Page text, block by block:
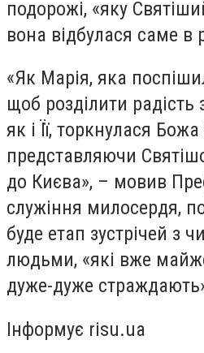
подорожі, «яку
вона відбулася саме в
«Як Марія, яка
щоб розділити радість
як і Її, торкнулася
представляючи
до Києва», – мовив
служіння милосердя,
буде етап зустрічей з
людьми, «які вже
дуже-дуже
Інформує risu.ua